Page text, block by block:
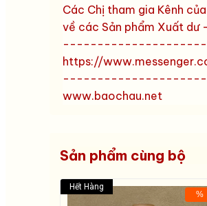
Các Chị tham gia Kênh
về các Sản phẩm Xuất dư
https://
www.baochau.net
Sản phẩm cùng bộ
%
Hết Hàng